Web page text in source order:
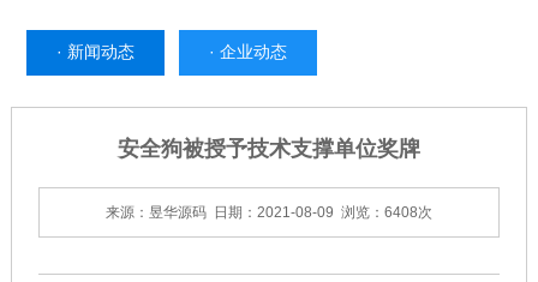
· 新闻动态 · 企业动态
安全狗被授予技术支撑单位奖牌
来源：昱华源码 日期：2021-08-09 浏览：6408次